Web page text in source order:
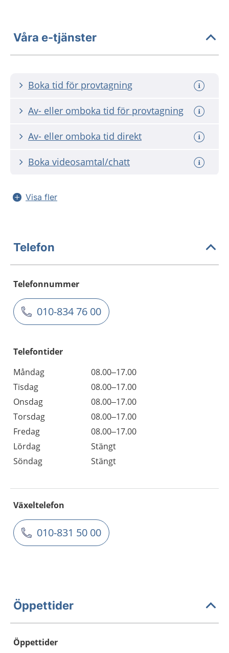
Våra e-tjänster
Boka tid för provtagning
Av- eller omboka tid för provtagning
Av- eller omboka tid direkt
Boka videosamtal/chatt
Visa fler
Telefon
Telefonnummer
010-834 76 00
Telefontider
Måndag
08.00–17.00
Tisdag
08.00–17.00
Onsdag
08.00–17.00
Torsdag
08.00–17.00
Fredag
08.00–17.00
Lördag
Stängt
Söndag
Stängt
Växeltelefon
010-831 50 00
Öppettider
Öppettider